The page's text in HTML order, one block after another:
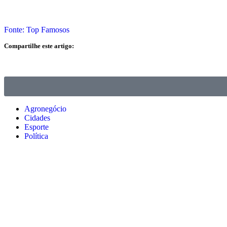
Fonte: Top Famosos
Compartilhe este artigo:
Agronegócio
Cidades
Esporte
Política